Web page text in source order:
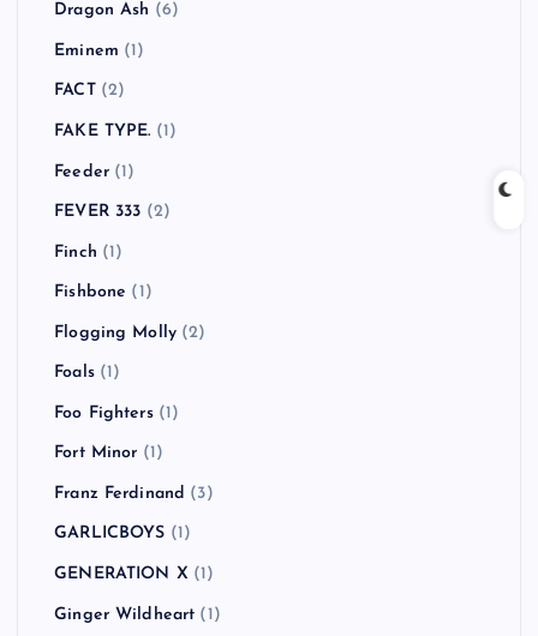
Dragon Ash (6)
Eminem (1)
FACT(2)
FAKE TYPE. (1)
Feeder(1)
FEVER 333 (2)
Finch (1)
Fishbone (1)
Flogging Molly (2)
Foals(1)
Foo Fighters(1)
Fort Minor (1)
Franz Ferdinand (3)
GARLICBOYS (1)
GENERATION X (1)
Ginger Wildheart (1)